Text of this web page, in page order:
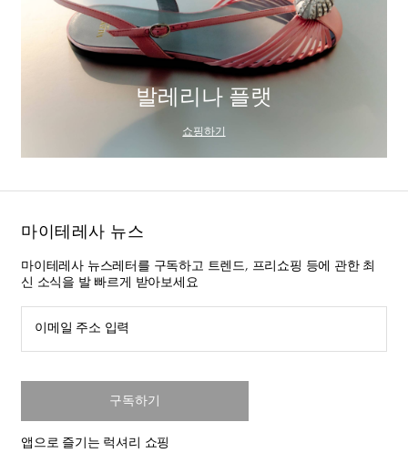
발레리나 플랫
쇼핑하기
마이테레사 뉴스
마이테레사 뉴스레터를 구독하고 트렌드, 프리쇼핑 등에 관한 최
신 소식을 발 빠르게 받아보세요
이메일 주소 입력
구독하기
앱으로 즐기는 럭셔리 쇼핑